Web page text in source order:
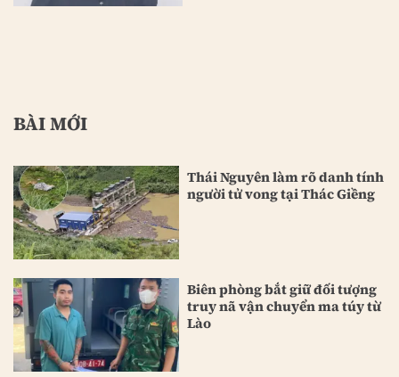
BÀI MỚI
Thái Nguyên làm rõ danh tính
người tử vong tại Thác Giềng
Biên phòng bắt giữ đối tượng
truy nã vận chuyển ma túy từ
Lào